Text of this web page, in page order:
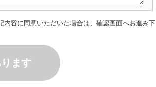
内容に同意いただいた場合は、確認画面へお進み下
ます